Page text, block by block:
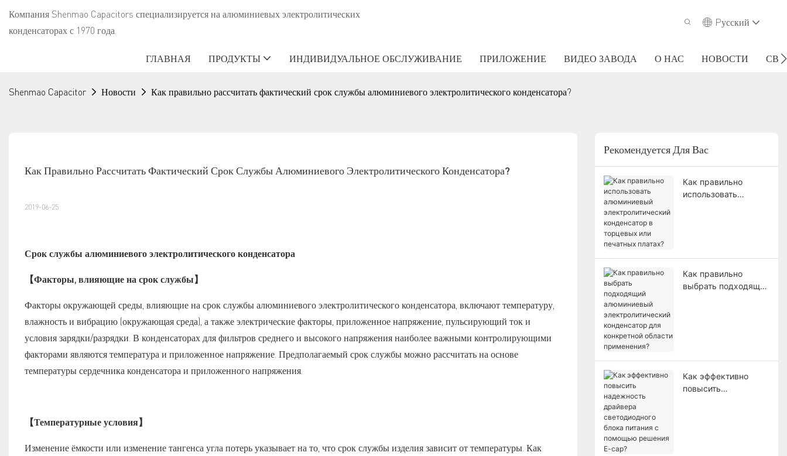
Компания Shenmao Capacitors специализируется на алюминиевых электролитических
конденсаторах с 1970 года.
Pусский
ГЛАВНАЯ ПРОДУКТЫ ИНДИВИДУАЛЬНОЕ ОБСЛУЖИВАНИЕ ПРИЛОЖЕНИЕ ВИДЕО ЗАВОДА О НАС НОВОСТИ
Shenmao Capacitor Новости Как правильно рассчитать фактический срок службы алюминиевого электролитического конденсатора?
Как Правильно Рассчитать Фактический Срок Службы Алюминиевого Электролитического Конденсатора?
2019-06-25
Срок службы алюминиевого электролитического конденсатора
【Факторы, влияющие на срок службы】
Факторы окружающей среды, влияющие на срок службы алюминиевого электролитического конденсатора, включают температуру,
влажность и вибрацию (окружающая среда), а также электрические факторы, приложенное напряжение, пульсирующий ток и
условия зарядки/разрядки. В конденсаторах для фильтров среднего и высокого напряжения наиболее важными контролирующими
факторами являются температура и приложенное напряжение. Предполагаемый срок службы можно рассчитать на основе
температуры сердечника конденсатора и приложенного напряжения.
【Температурные условия】
Изменение ёмкости или изменение тангенса угла потерь указывает на то, что срок службы изделия зависит от температуры. Как
Рекомендуется Для Вас
Как правильно
использовать
Как правильно
выбрать подходящий
Как эффективно
повысить